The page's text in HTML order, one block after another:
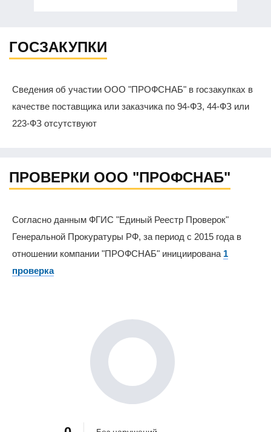
ГОСЗАКУПКИ
Сведения об участии ООО "ПРОФСНАБ" в госзакупках в
качестве поставщика или заказчика по 94-ФЗ, 44-ФЗ или
223-ФЗ отсутствуют
ПРОВЕРКИ ООО "ПРОФСНАБ"
Согласно данным ФГИС "Единый Реестр Проверок"
Генеральной Прокуратуры РФ, за период с 2015 года в
отношении компании "ПРОФСНАБ" инициирована 1
проверка